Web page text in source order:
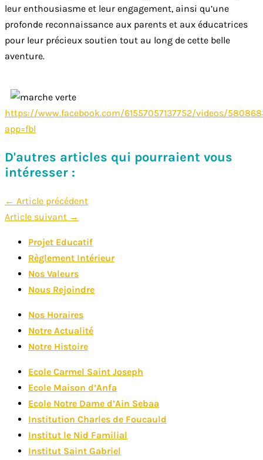
leur enthousiasme et leur engagement, ainsi qu’une
profonde reconnaissance aux parents et aux éducatrices
pour leur précieux soutien tout au long de cette belle
aventure.
https://www.facebook.com/61557057137752/videos/
app=fbl
D'autres articles qui pourraient vous
intéresser :
Navigation
de
l’article
← Article précédent
Article suivant →
Projet Educatif
Règlement Intérieur
Nos Valeurs
Nous Rejoindre
Nos Horaires
Notre Actualité
Notre Histoire
Ecole Carmel Saint Joseph
Ecole Maison d’Anfa
Ecole Notre Dame d’Ain Sebaa
Institution Charles de Foucauld
Institut le Nid Familial
Institut Saint Gabriel